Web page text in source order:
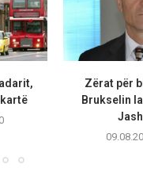
Zërat për
Brukselin